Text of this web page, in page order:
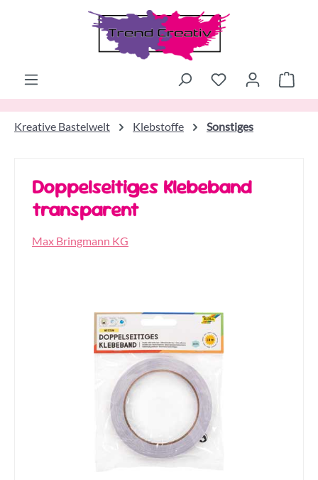
Zum Hauptinhalt springen
Kreative Bastelwelt Klebstoffe Sonstiges
Doppelseitiges Klebeband
transparent
Max Bringmann KG
Bildergalerie überspringen